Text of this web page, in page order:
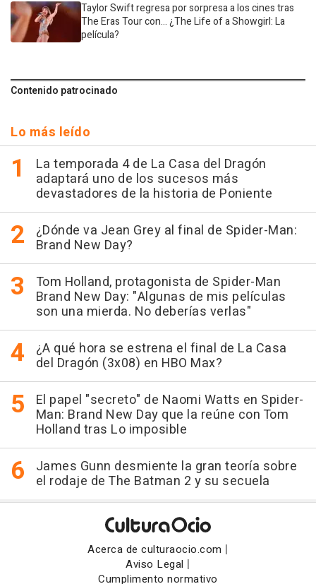
Taylor Swift regresa por sorpresa a los cines tras
The Eras Tour con... ¿The Life of a Showgirl: La
película?
Contenido patrocinado
Lo más leído
La temporada 4 de La Casa del Dragón
adaptará uno de los sucesos más
devastadores de la historia de Poniente
¿Dónde va Jean Grey al final de Spider-Man:
Brand New Day?
Tom Holland, protagonista de Spider-Man
Brand New Day: "Algunas de mis películas
son una mierda. No deberías verlas"
¿A qué hora se estrena el final de La Casa
del Dragón (3x08) en HBO Max?
El papel "secreto" de Naomi Watts en Spider-
Man: Brand New Day que la reúne con Tom
Holland tras Lo imposible
James Gunn desmiente la gran teoría sobre
el rodaje de The Batman 2 y su secuela
Acerca de culturaocio.com |
Aviso Legal |
Cumplimento normativo